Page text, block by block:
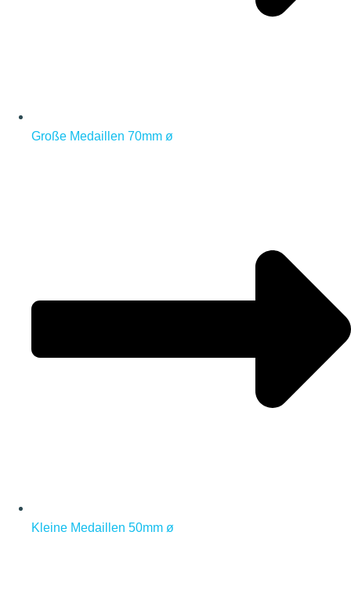
Große Medaillen 70mm ø
Kleine Medaillen 50mm ø